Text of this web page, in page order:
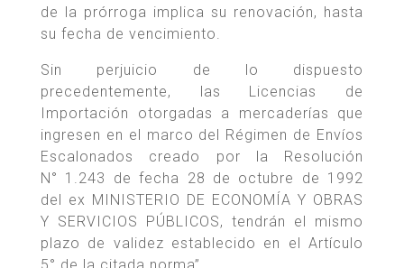
de la prórroga implica su renovación, hasta
su fecha de vencimiento.
Sin perjuicio de lo dispuesto
precedentemente, las Licencias de
Importación otorgadas a mercaderías que
ingresen en el marco del Régimen de Envíos
Escalonados creado por la Resolución
N° 1.243 de fecha 28 de octubre de 1992
del ex MINISTERIO DE ECONOMÍA Y OBRAS
Y SERVICIOS PÚBLICOS, tendrán el mismo
plazo de validez establecido en el Artículo